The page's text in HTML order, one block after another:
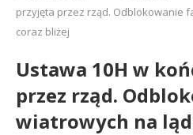
przyjęta przez rząd. Odblokowanie
coraz bliżej
Ustawa 10H w
przez rząd.
wiatrowych na